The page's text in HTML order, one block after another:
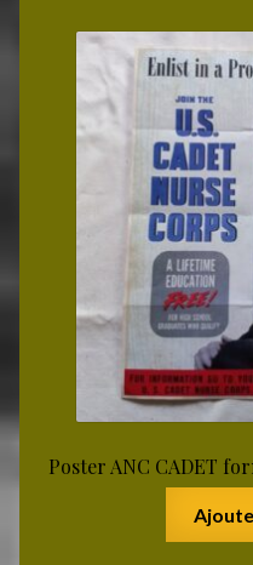
Poster ANC CADET